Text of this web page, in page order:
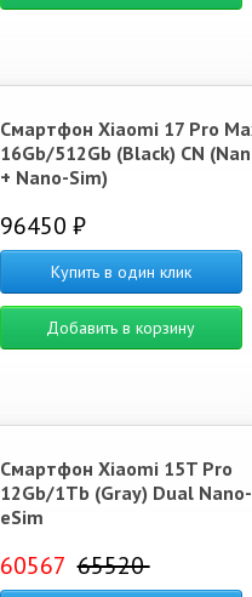
Смартфон Xiaomi 17 Pro
16Gb/512Gb (Black) CN
+ Nano-Sim)
96450 ₽
Купить в один клик
Добавить в корзину
Смартфон Xiaomi 15T Pro
12Gb/1Tb (Gray) Dual
eSim
60567 65520